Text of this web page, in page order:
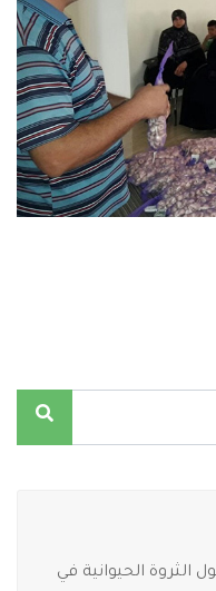
الثروة الحيوانية في